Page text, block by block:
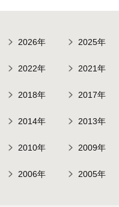
2026年 2025年
2022年 2021年
2018年 2017年
2014年 2013年
2010年 2009年
2006年 2005年